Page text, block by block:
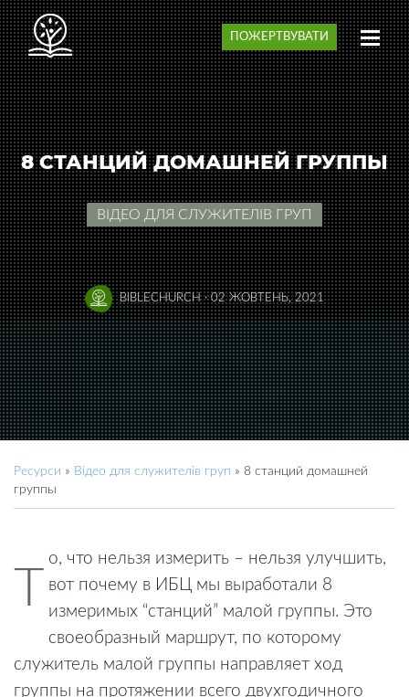
ПОЖЕРТВУВАТИ
8 СТАНЦИЙ ДОМАШНЕЙ ГРУППЫ
ВІДЕО ДЛЯ СЛУЖИТЕЛІВ ГРУП
BIBLECHURCH·02 ЖОВТЕНЬ, 2021
Ресурси » Відео для служителів груп » 8 станций домашней
группы
Т
о, что нельзя измерить – нельзя улучшить,
вот почему в ИБЦ мы выработали 8
измеримых “станций” малой группы. Это
своеобразный маршрут, по которому
служитель малой группы направляет ход
группы на протяжении всего двухгодичного